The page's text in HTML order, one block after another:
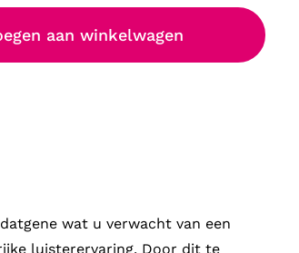
aan winkelwagen
wat u verwacht van een
luisterervaring. Door dit te